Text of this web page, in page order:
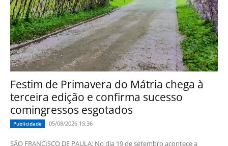
Festim de Primavera do Mátria chega à
terceira edição e confirma sucesso
comingressos esgotados
Publicidade 05/08/2026 15:36
SÃO FRANCISCO DE PAULA: No dia 19 de setembro acontece a